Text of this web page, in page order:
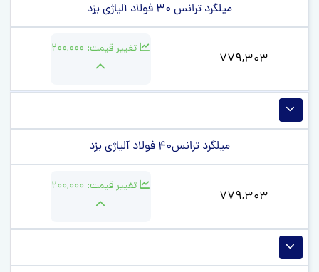
میلگرد ترانس 30 فولاد آلیاژی یزد
779,303
تغییر قیمت: 200,000
میلگرد ترانس40 فولاد آلیاژی یزد
779,303
تغییر قیمت: 200,000